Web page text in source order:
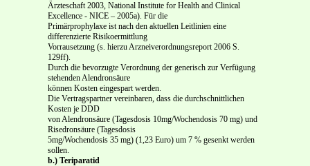
Ärzteschaft 2003, National Institute for Health and Clinical
Excellence - NICE – 2005a). Für die
Primärprophylaxe ist nach den aktuellen Leitlinien eine
differenzierte Risikoermittlung
Vorrausetzung (s. hierzu Arzneiverordnungsreport 2006 S.
129ff).
Durch die bevorzugte Verordnung der generisch zur Verfügung
stehenden Alendronsäure
können Kosten eingespart werden.
Die Vertragspartner vereinbaren, dass die durchschnittlichen
Kosten je DDD
von Alendronsäure (Tagesdosis 10mg/Wochendosis 70 mg) und
Risedronsäure (Tagesdosis
5mg/Wochendosis 35 mg) (1,23 Euro) um 7 % gesenkt werden
sollen.
b.) Teriparatid